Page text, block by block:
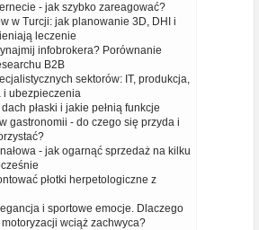
- jak szybko zareagować?
w Turcji: jak planowanie 3D, DHI i
leczenie
infobrokera? Porównanie
B2B
sektorów: IT, produkcja,
i ubezpieczenia
płaski i jakie pełnią funkcje
gastronomii - do czego się przyda i
- jak ogarnąć sprzedaż na kilku
płotki herpetologiczne z
i sportowe emocje. Dlaczego
wciąż zachwyca?